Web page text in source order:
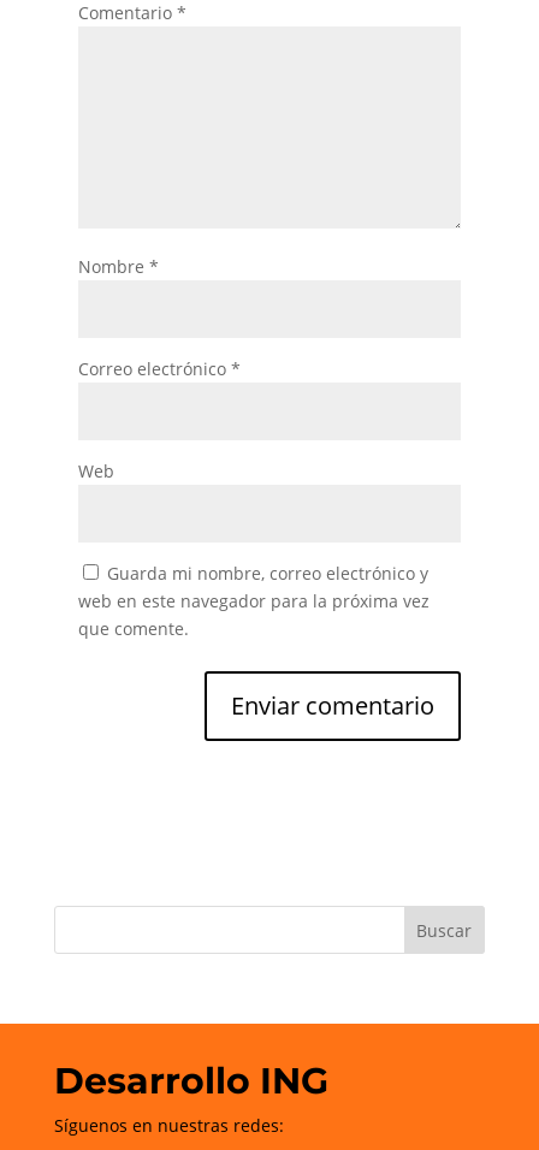
Comentario *
Nombre *
Correo electrónico *
Web
Guarda mi nombre, correo electrónico y
web en este navegador para la próxima vez
que comente.
Desarrollo ING
Síguenos en nuestras redes: